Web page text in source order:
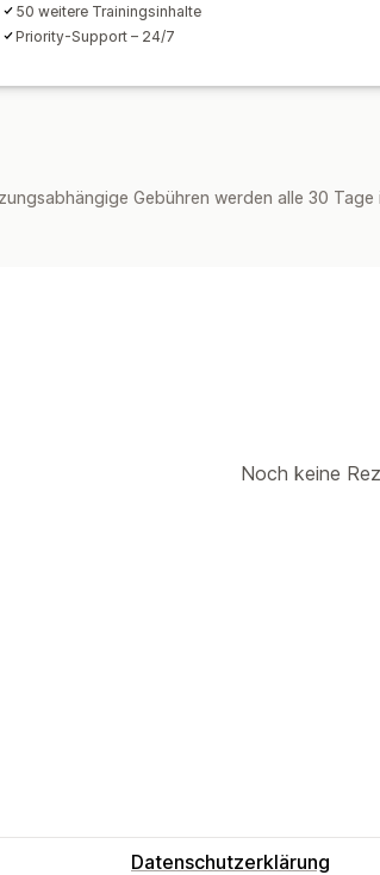
50 weitere Trainingsinhalte
Priority-Support – 24/7
Gebühren werden alle 30 Tage
Noch keine
Datenschutzerklärung